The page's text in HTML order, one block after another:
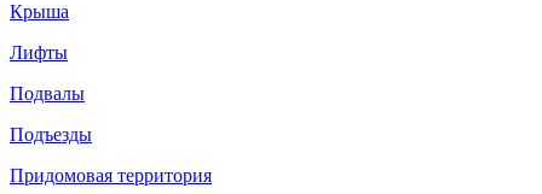
Крыша
Лифты
Подвалы
Подъезды
Придомовая территория